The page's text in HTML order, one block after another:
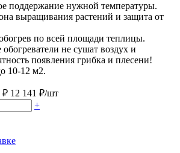
поддержание нужной температуры.
выращивания растений и защита от
по всей площади теплицы.
не сушат воздух и
появления грибка и плесени!
10-12 м2.
₽ 12 141 ₽/шт
+